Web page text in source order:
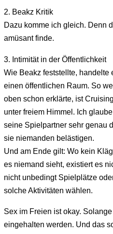
2. Beakz Kritik
Dazu komme ich gleich. Denn
amüsant finde.
3. Intimität in der Öffentlichkeit
Wie Beakz feststellte, handelte
einen öffentlichen Raum. So
oben schon erklärte, ist
unter freiem Himmel. Ich
seine Spielpartner sehr genau
sie niemanden belästigen.
Und am Ende gilt: Wo kein
es niemand sieht, existiert es
nicht unbedingt Spielplätze
solche Aktivitäten wählen.
Sex im Freien ist okay.
eingehalten werden. Und das